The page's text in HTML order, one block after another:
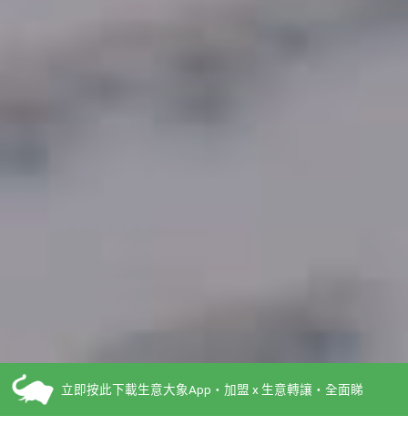
立即按此下載生意大象App・加盟 x 生意轉讓・全面睇